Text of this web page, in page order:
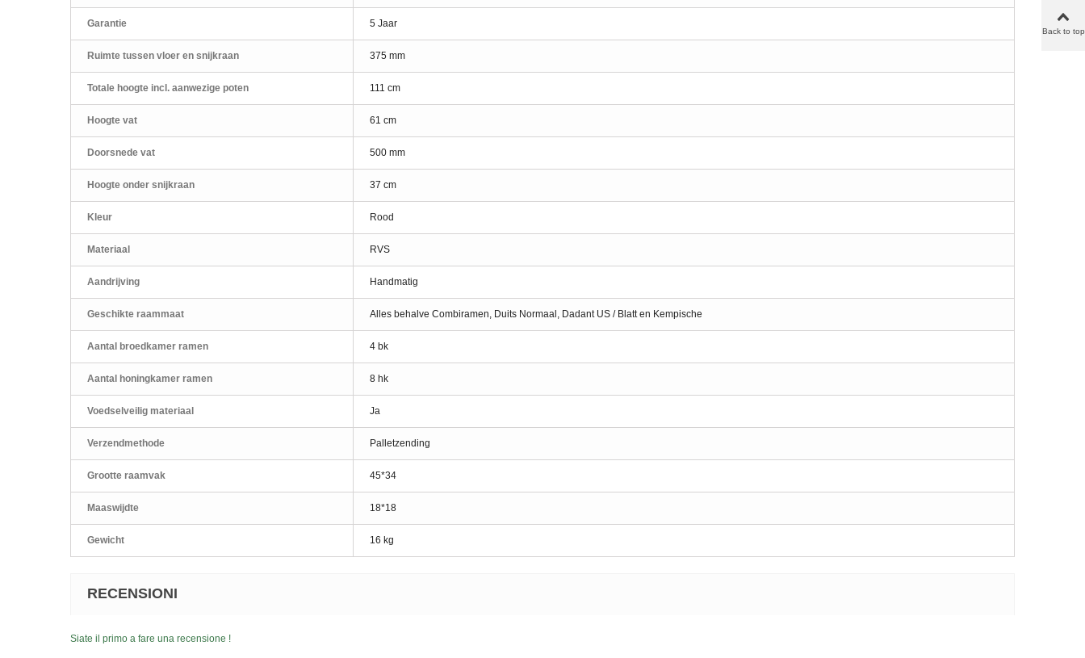
Garantie 5 Jaar
Ruimte tussen vloer en snijkraan 375 mm
Totale hoogte incl. aanwezige poten 111 cm
Hoogte vat 61 cm
Doorsnede vat 500 mm
Hoogte onder snijkraan 37 cm
Kleur Rood
Materiaal RVS
Aandrijving Handmatig
Geschikte raammaat Alles behalve Combiramen, Duits Normaal, Dadant US / Blatt en Kempische
Aantal broedkamer ramen 4 bk
Aantal honingkamer ramen 8 hk
Voedselveilig materiaal Ja
Verzendmethode Palletzending
Grootte raamvak 45*34
Maaswijdte 18*18
Gewicht 16 kg
RECENSIONI
Siate il primo a fare una recensione !
Back to top